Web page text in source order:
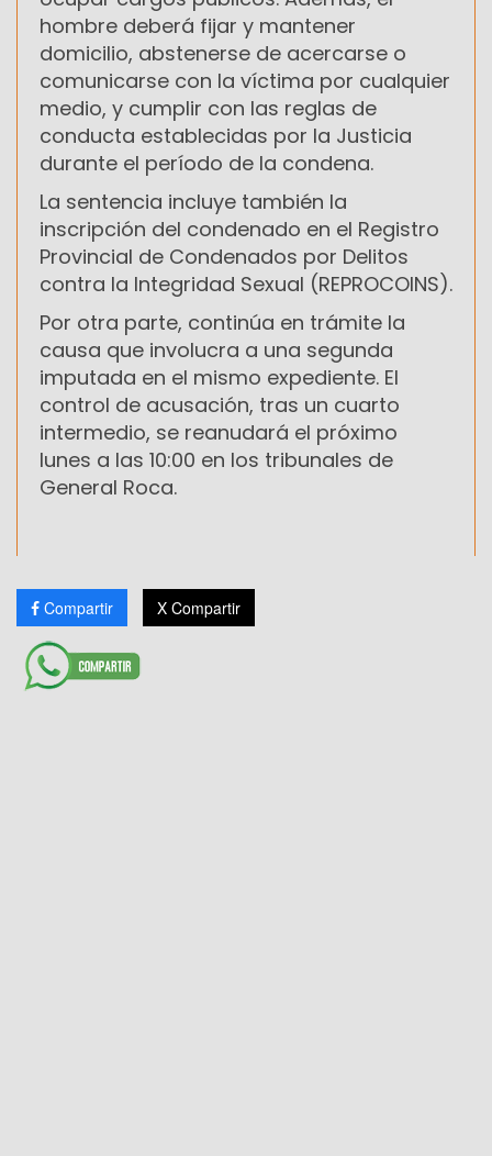
hombre deberá fijar y mantener
domicilio, abstenerse de acercarse o
comunicarse con la víctima por cualquier
medio, y cumplir con las reglas de
conducta establecidas por la Justicia
durante el período de la condena.
La sentencia incluye también la
inscripción del condenado en el Registro
Provincial de Condenados por Delitos
contra la Integridad Sexual (REPROCOINS).
Por otra parte, continúa en trámite la
causa que involucra a una segunda
imputada en el mismo expediente. El
control de acusación, tras un cuarto
intermedio, se reanudará el próximo
lunes a las 10:00 en los tribunales de
General Roca.
Compartir X Compartir